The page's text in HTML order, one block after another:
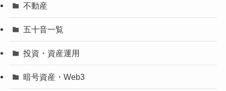
不動産
五十音一覧
投資・資産運用
暗号資産・Web3